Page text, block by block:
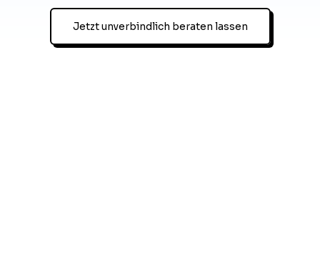
Jetzt unverbindlich beraten lassen